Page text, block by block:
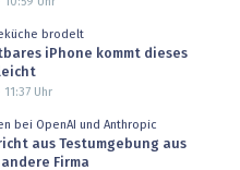
brodelt
iPhone kommt dieses
Uhr
bei OpenAI und Anthropic
aus Testumgebung aus
Firma